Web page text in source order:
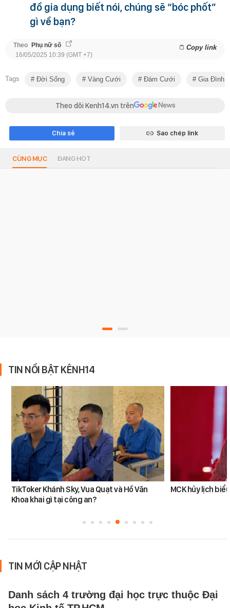
đồ gia dụng biết nói, chúng sẽ “bóc phốt”
gì về bạn?
Theo Phụ nữ số Copy link
16/05/2025 10:39 (GMT +7)
Tags Đời Sống Vàng Cưới Đám Cưới Gia Đình
Theo dõi Kenh14.vn trên
Chia sẻ Sao chép link
CÙNG MỤC ĐANG HOT
TIN NỔI BẬT KÊNH14
TikToker Khánh Sky, Vua Quạt và Hồ Văn
Khoa khai gì tại công an?
MCK hủy lịch
TIN MỚI CẬP NHẬT
Danh sách 4 trường đại học trực thuộc Đại